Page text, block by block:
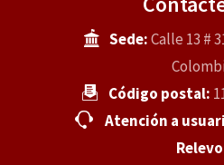
Sede:Calle 13 #
Código postal:
Atención a